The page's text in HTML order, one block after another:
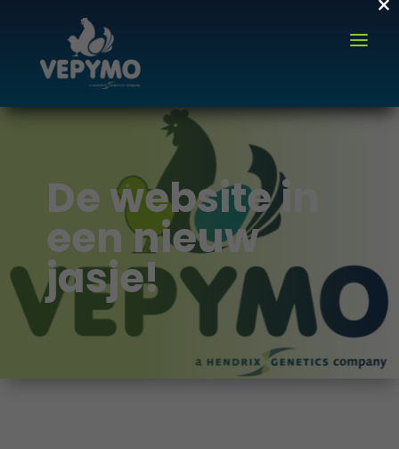
De website in
een nieuw
jasje!